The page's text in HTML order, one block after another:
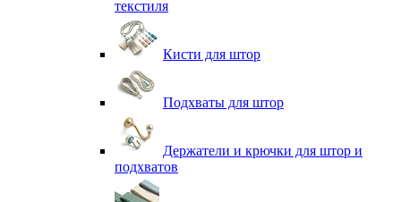
текстиля
Кисти для штор
Подхваты для штор
Держатели и крючки для штор и
подхватов